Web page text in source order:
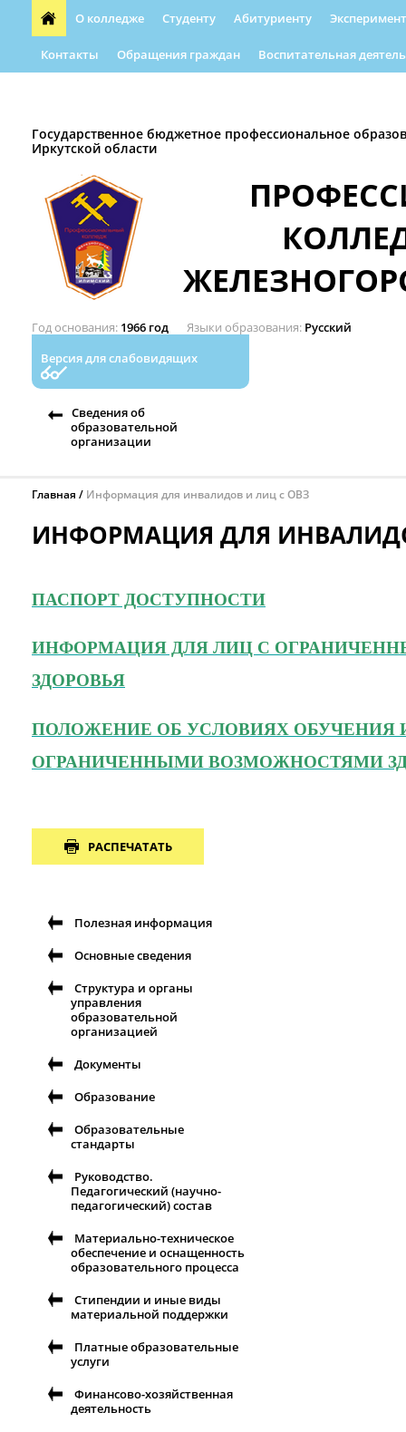
О колледже Студенту Абитуриенту
Контакты Обращения граждан Воспитательная
Государственное бюджетное профессиональное
Иркутской области
Год основания 1966 год Языки образования Русский
Версия для слабовидящих
Сведения об
образовательной
организации
Главная Информация для инвалидов и лиц с ОВЗ
ИНФОРМАЦИЯ ДЛЯ
ПАСПОРТ ДОСТУПНОСТИ
ИНФОРМАЦИЯ ДЛЯ ЛИЦ С
ЗДОРОВЬЯ
ПОЛОЖЕНИЕ ОБ УСЛОВИЯХ ОБУЧЕНИЯ
ОГРАНИЧЕННЫМИ ВОЗМОЖНОСТЯМИ
РАСПЕЧАТАТЬ
Полезная информация
Основные сведения
Структура и органы
управления
образовательной
организацией
Документы
Образование
Образовательные
стандарты
Руководство.
Педагогический (научно-
педагогический) состав
Материально-техническое
обеспечение и оснащенность
образовательного процесса
Стипендии и иные виды
материальной поддержки
Платные образовательные
услуги
Финансово-хозяйственная
деятельность